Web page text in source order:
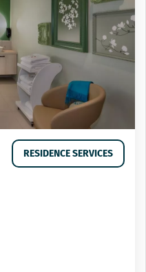
RESIDENCE SERVICES